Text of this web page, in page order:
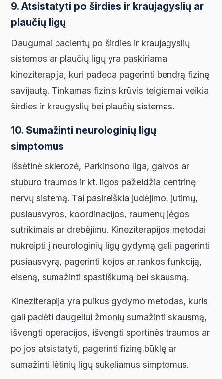
9. Atsistatyti po širdies ir kraujagyslių ar
plaučių ligų​
Daugumai pacientų po širdies ir kraujagyslių
sistemos ar plaučių ligų yra paskiriama
kineziterapija, kuri padeda pagerinti bendrą fizinę
savijautą. Tinkamas fizinis krūvis teigiamai veikia
širdies ir kraugyslių bei plaučių sistemas.
10. Sumažinti neurologinių ligų
simptomus​
Išsėtinė sklerozė, Parkinsono liga, galvos ar
stuburo traumos ir kt. ligos pažeidžia centrinę
nervų sistemą. Tai pasireiškia judėjimo, jutimų,
pusiausvyros, koordinacijos, raumenų jėgos
sutrikimais ar drebėjimu. Kineziterapijos metodai
nukreipti į neurologinių ligų gydymą gali pagerinti
pusiausvyrą, pagerinti kojos ar rankos funkciją,
eiseną, sumažinti spastiškumą bei skausmą.
Kineziterapija yra puikus gydymo metodas, kuris
gali padėti daugeliui žmonių sumažinti skausmą,
išvengti operacijos, išvengti sportinės traumos ar
po jos atsistatyti, pagerinti fizinę būklę ar
sumažinti lėtinių ligų sukeliamus simptomus.